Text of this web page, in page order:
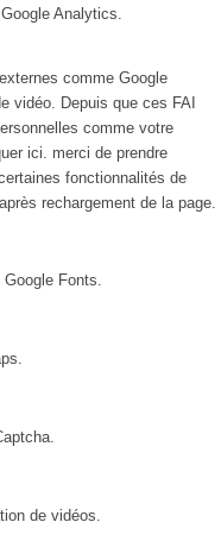
Analytics.
comme Google
vidéo. Depuis que ces FAI
comme votre
ici. merci de prendre
fonctionnalités de
rechargement de la page.
Fonts.
de vidéos.